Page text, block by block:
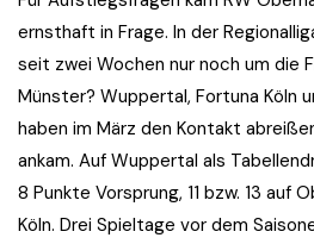
ernsthaft in Frage. In der
seit zwei Wochen nur noch um die
Münster? Wuppertal, Fortuna Köln
haben im März den Kontakt
ankam. Auf Wuppertal als
8 Punkte Vorsprung, 11 bzw. 13 auf
Köln. Drei Spieltage vor dem